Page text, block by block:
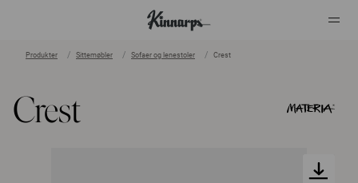
Produkter Sittemøbler Sofaer og lenestoler Crest
Crest